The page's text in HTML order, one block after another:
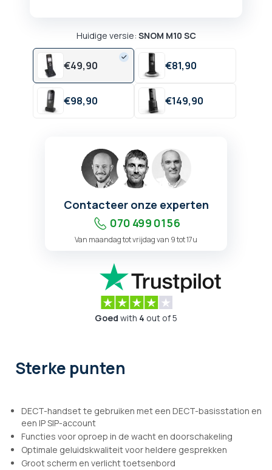
Huidige versie: SNOM M10 SC
€49,90 €81,90
€98,90 €149,90
Contacteer onze experten
070 499 01 56
Van maandag tot vrijdag van 9 tot 17u
Goed with 4 out of 5
Sterke punten
DECT-handset te gebruiken met een DECT-basisstation en
een IP SIP-account
Functies voor oproep in de wacht en doorschakeling
Optimale geluidskwaliteit voor heldere gesprekken
Groot scherm en verlicht toetsenbord